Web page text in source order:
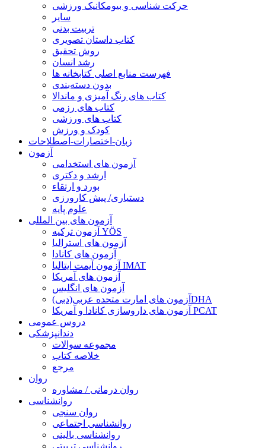
حرکت شناسی و بیومکانیک ورزشی
سایر
تربیت بدنی
کتاب داستان تصویری
روش تحقیق
رشد انسان
فهرست منابع اصلی کتابخانه ها
بدون دسته‌بندی
کتاب های رنگ آمیزی و ماندالا
کتاب های رزمی
کتاب های ورزشی
کودک و ورزش
زبان-اختصارات-اصطلاحات
آزمون
آزمون های استخدامی
ارشد و دکتری
بورد و ارتقاء
دستیاری/ پیش کارورزی
علوم پایه
آزمون های بین المللی
آزمون تركيه YÖS
آزمون های استرالیا
آزمون های کانادا
آزمون آیمت ایتالیا IMAT
آزمون های آمریکا
آزمون های انگلیس
آزمون های امارت متحده عربی(دبی)DHA
آزمون های داروسازی کانادا و آمریکا PCAT
دروس عمومی
دندانپزشکی
مجموعه سوالات
خلاصه کتاب
مرجع
روان
روان درمانی / مشاوره
روانشناسی
روان سنجی
روانشناسی اجتماعی
روانشناسی بالینی
روانشناسی تربیتی